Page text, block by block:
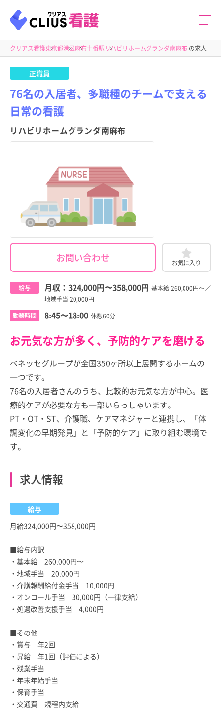
クリアス看護東京都港区麻布十番駅リハビリホームグランダ南麻布 の求人
正職員
76名の入居者、多職種のチームで支える
日常の看護
リハビリホームグランダ南麻布
お問い合わせ お気に入り
給与 月収： 324,000円〜358,000円 基本給 260,000円～／
地域手当 20,000円
勤務時間
8:45〜18:00 休憩60分
お元気な方が多く、予防的ケアを磨ける
ベネッセグループが全国350ヶ所以上展開するホームの
一つです。
76名の入居者さんのうち、比較的お元気な方が中心。医
療的ケアが必要な方も一部いらっしゃいます。
PT・OT・ST、介護職、ケアマネジャーと連携し、「体
調変化の早期発見」と「予防的ケア」に取り組む環境で
す。
求人情報
給与
月給324,000円〜358,000円
■給与内訳
・基本給 260,000円〜
・地域手当 20,000円
・介護報酬給付金手当 10,000円
・オンコール手当 30,000円（一律支給）
・処遇改善支援手当 4,000円
■その他
・賞与 年2回
・昇給 年1回（評価による）
・残業手当
・年末年始手当
・保育手当
・交通費 規程内支給